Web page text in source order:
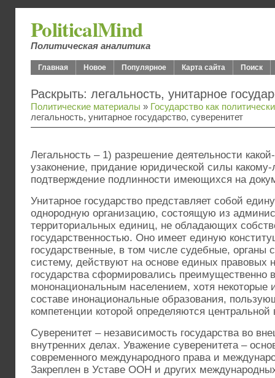
PoliticalMind
Политическая аналитика
Главная Новое Популярное Карта сайта Поиск
Раскрыть: легальность, унитарное
Политические материалы » Государство как
легальность, унитарное государство, суверенитет
Легальность – 1) разрешение деятельности
узаконение, придание юридической силы
подтверждение подлинности имеющихся на
Унитарное государство представляет собой
однородную организацию, состоящую из
территориальных единиц, не обладающих
государственностью. Оно имеет единую
государственные, в том числе судебные, органы
систему, действуют на основе единых правовых
государства сформировались преимущественно
мононациональным населением, хотя некоторые
составе инонациональные образования,
компетенции которой определяются центральной
Суверенитет – независимость государства во
внутренних делах. Уважение суверенитета –
современного международного права и
Закреплен в Уставе ООН и других